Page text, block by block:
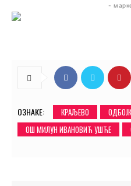
-
ОЗНАКЕ: КРАЉЕВО
ОШ МИЛУН ИВАНОВИЋ УШЋЕ